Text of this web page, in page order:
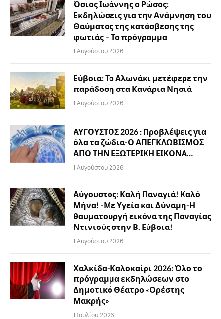
Όσιος Ιωάννης ο Ρώσος:
Εκδηλώσεις για την Ανάμνηση του
Θαύματος της κατάσβεσης της
φωτιάς – Το πρόγραμμα
1 Αυγούστου 2026
Εύβοια: Το Αλωνάκι μετέφερε την
παράδοση στα Κανάρια Νησιά
1 Αυγούστου 2026
ΑΥΓΟΥΣΤΟΣ 2026 : Προβλέψεις για
όλα τα ζώδια-Ο ΑΠΕΓΚΛΩΒΙΣΜΟΣ
ΑΠΟ ΤΗΝ ΕΞΩΤΕΡΙΚΗ ΕΙΚΟΝΑ…
1 Αυγούστου 2026
Αύγουστος: Καλή Παναγιά! Καλό
Μήνα! -Με Υγεία και Δύναμη-Η
θαυματουργή εικόνα της Παναγίας
Ντινιούς στην Β. Εύβοια!
1 Αυγούστου 2026
Χαλκίδα-Καλοκαίρι 2026: Όλο το
πρόγραμμα εκδηλώσεων στο
Δημοτικό Θέατρο «Ορέστης
Μακρής»
1 Ιουλίου 2026